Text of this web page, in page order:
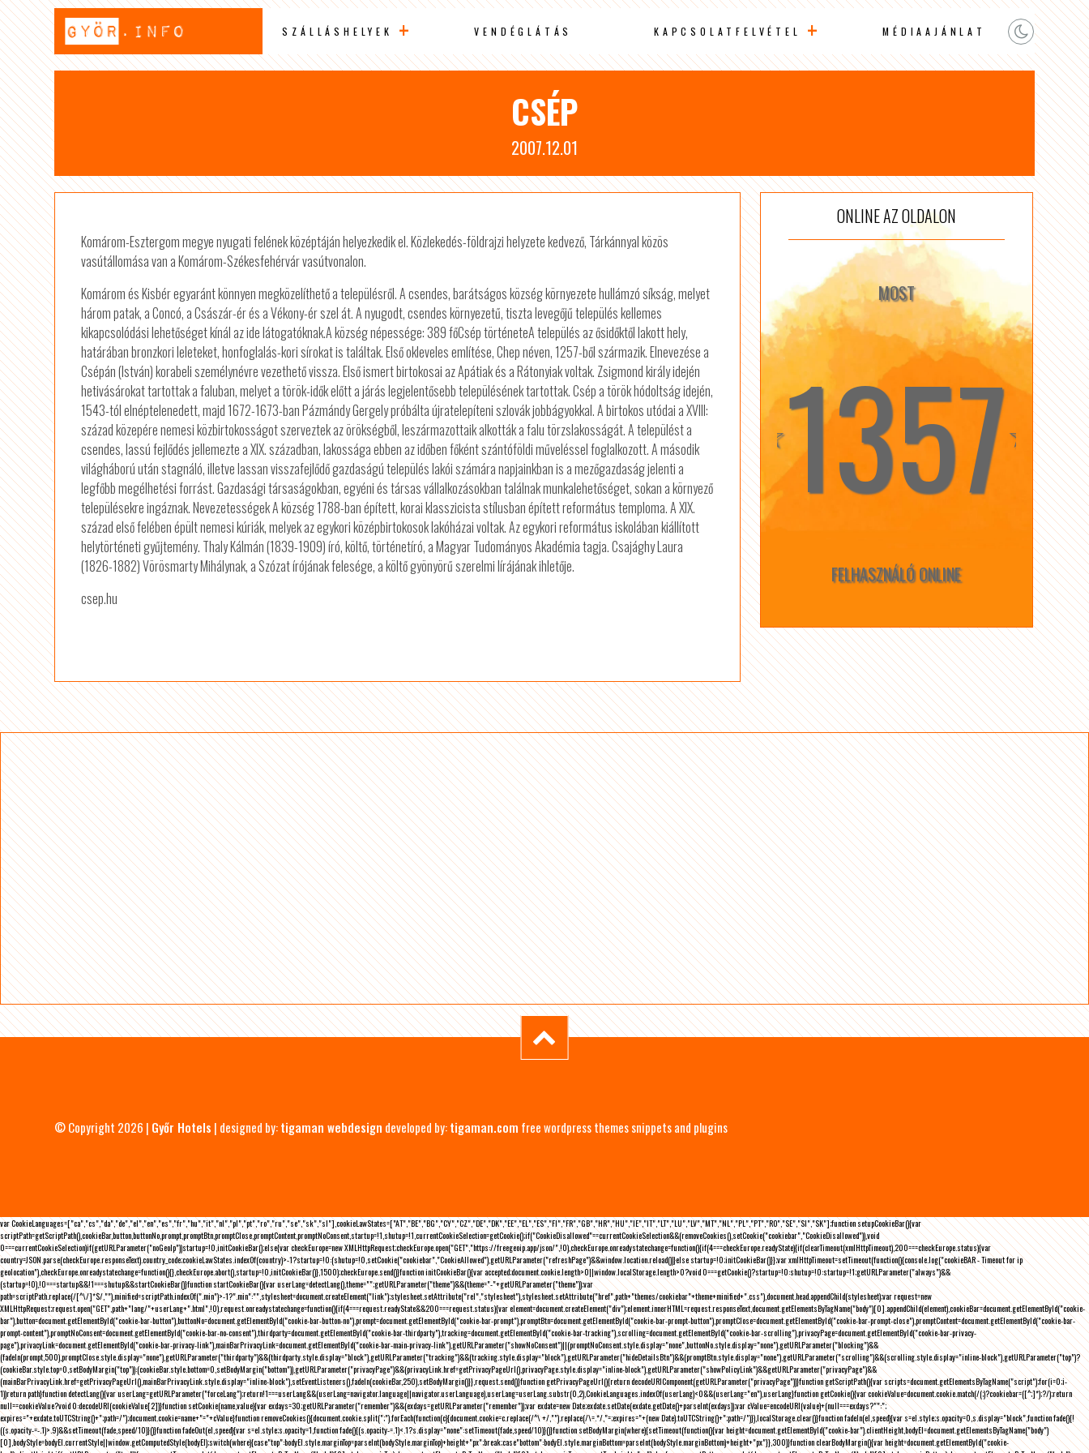
SZÁLLÁSHELYEK VENDÉGLÁTÁS KAPCSOLATFELVÉTEL MÉDIAAJÁNLAT
CSÉP
2007.12.01
Komárom-Esztergom megye nyugati felének középtáján helyezkedik el. Közlekedés-földrajzi helyzete kedvező, Tárkánnyal közös
vasútállomása van a Komárom-Székesfehérvár vasútvonalon.
Komárom és Kisbér egyaránt könnyen megközelíthető a településről. A csendes, barátságos község környezete hullámzó síkság, melyet
három patak, a Concó, a Császár-ér és a Vékony-ér szel át. A nyugodt, csendes környezetű, tiszta levegőjű település kellemes
kikapcsolódási lehetőséget kínál az ide látogatóknak.A község népessége: 389 főCsép történeteA település az ősidőktől lakott hely,
határában bronzkori leleteket, honfoglalás-kori sírokat is találtak. Első okleveles említése, Chep néven, 1257-ből származik. Elnevezése a
Csépán (István) korabeli személynévre vezethető vissza. Első ismert birtokosai az Apátiak és a Rátonyiak voltak. Zsigmond király idején
hetivásárokat tartottak a faluban, melyet a török-idők előtt a járás legjelentősebb településének tartottak. Csép a török hódoltság idején,
1543-tól elnéptelenedett, majd 1672-1673-ban Pázmándy Gergely próbálta újratelepíteni szlovák jobbágyokkal. A birtokos utódai a XVIII:
század közepére nemesi közbirtokosságot szerveztek az örökségből, leszármazottaik alkották a falu törzslakosságát. A települést a
csendes, lassú fejlődés jellemezte a XIX. században, lakossága ebben az időben főként szántóföldi műveléssel foglalkozott. A második
világháború után stagnáló, illetve lassan visszafejlődő gazdaságú település lakói számára napjainkban is a mezőgazdaság jelenti a
legfőbb megélhetési forrást. Gazdasági társaságokban, egyéni és társas vállalkozásokban találnak munkalehetőséget, sokan a környező
településekre ingáznak. Nevezetességek A község 1788-ban épített, korai klasszicista stílusban épített református temploma. A XIX.
század első felében épült nemesi kúriák, melyek az egykori középbirtokosok lakóházai voltak. Az egykori református iskolában kiállított
helytörténeti gyűjtemény. Thaly Kálmán (1839-1909) író, költő, történetíró, a Magyar Tudományos Akadémia tagja. Csajághy Laura
(1826-1882) Vörösmarty Mihálynak, a Szózat írójának felesége, a költő gyönyörű szerelmi lírájának ihletője.
csep.hu
ONLINE AZ OLDALON
MOST
☆1357☆
FELHASZNÁLÓ ONLINE
© Copyright 2026 | Győr Hotels | designed by:tigaman webdesign developed by:tigaman.com free wordpress themes snippets and plugins
var CookieLanguages=["ca","cs","da","de","el","en","es","fr","hu","it","nl","pl","pt","ro","ru","se","sk","sl"],cookieLawStates=["AT","BE","BG","CY","CZ","DE","DK","EE","EL","ES","FI","FR","GB","HR","HU","IE","IT","LT","LU","LV","MT","NL","PL","PT","RO","SE","SI","SK"];function setupCookieBar(){var
scriptPath=getScriptPath(),cookieBar,button,buttonNo,prompt,promptBtn,promptClose,promptContent,promptNoConsent,startup=!1,shutup=!1,currentCookieSelection=getCookie();if("CookieDisallowed"==currentCookieSelection&&(removeCookies(),setCookie("cookiebar","CookieDisallowed")),void
0===currentCookieSelection)if(getURLParameter("noGeoIp"))startup=!0,initCookieBar();else{var checkEurope=new XMLHttpRequest;checkEurope.open("GET","https://freegeoip.app/json/",!0),checkEurope.onreadystatechange=function(){if(4===checkEurope.readyState){if(clearTimeout(xmlHttpTimeout),200===checkEurope.status){var
country=JSON.parse(checkEurope.responseText).country_code;cookieLawStates.indexOf(country)>-1?startup=!0:(shutup=!0,setCookie("cookiebar","CookieAllowed"),getURLParameter("refreshPage")&&window.location.reload())}else startup=!0;initCookieBar()}};var xmlHttpTimeout=setTimeout(function(){console.log("cookieBAR - Timeout for ip
geolocation"),checkEurope.onreadystatechange=function(){},checkEurope.abort(),startup=!0,initCookieBar()},1500);checkEurope.send()}function initCookieBar(){var accepted;document.cookie.length>0||window.localStorage.length>0?void 0===getCookie()?startup=!0:shutup=!0:startup=!1;getURLParameter("always")&&
(startup=!0),!0===startup&&!1===shutup&&startCookieBar()}function startCookieBar(){var userLang=detectLang(),theme="";getURLParameter("theme")&&(theme="-"+getURLParameter("theme"));var
path=scriptPath.replace(/[^\/]*$/,""),minified=scriptPath.indexOf(".min")>-1?".min":"",stylesheet=document.createElement("link");stylesheet.setAttribute("rel","stylesheet"),stylesheet.setAttribute("href",path+"themes/cookiebar"+theme+minified+".css"),document.head.appendChild(stylesheet);var request=new
XMLHttpRequest;request.open("GET",path+"lang/"+userLang+".html",!0),request.onreadystatechange=function(){if(4===request.readyState&&200===request.status){var element=document.createElement("div");element.innerHTML=request.responseText,document.getElementsByTagName("body")[0].appendChild(element),cookieBar=document.getElementById("cookie-
bar"),button=document.getElementById("cookie-bar-button"),buttonNo=document.getElementById("cookie-bar-button-no"),prompt=document.getElementById("cookie-bar-prompt"),promptBtn=document.getElementById("cookie-bar-prompt-button"),promptClose=document.getElementById("cookie-bar-prompt-close"),promptContent=document.getElementById("cookie-bar-
prompt-content"),promptNoConsent=document.getElementById("cookie-bar-no-consent"),thirdparty=document.getElementById("cookie-bar-thirdparty"),tracking=document.getElementById("cookie-bar-tracking"),scrolling=document.getElementById("cookie-bar-scrolling"),privacyPage=document.getElementById("cookie-bar-privacy-
page"),privacyLink=document.getElementById("cookie-bar-privacy-link"),mainBarPrivacyLink=document.getElementById("cookie-bar-main-privacy-link"),getURLParameter("showNoConsent")||(promptNoConsent.style.display="none",buttonNo.style.display="none"),getURLParameter("blocking")&&
(fadeIn(prompt,500),promptClose.style.display="none"),getURLParameter("thirdparty")&&(thirdparty.style.display="block"),getURLParameter("tracking")&&(tracking.style.display="block"),getURLParameter("hideDetailsBtn")&&(promptBtn.style.display="none"),getURLParameter("scrolling")&&(scrolling.style.display="inline-block"),getURLParameter("top")?
(cookieBar.style.top=0,setBodyMargin("top")):(cookieBar.style.bottom=0,setBodyMargin("bottom")),getURLParameter("privacyPage")&&(privacyLink.href=getPrivacyPageUrl(),privacyPage.style.display="inline-block"),getURLParameter("showPolicyLink")&&getURLParameter("privacyPage")&&
(mainBarPrivacyLink.href=getPrivacyPageUrl(),mainBarPrivacyLink.style.display="inline-block"),setEventListeners(),fadeIn(cookieBar,250),setBodyMargin()}},request.send()}function getPrivacyPageUrl(){return decodeURIComponent(getURLParameter("privacyPage"))}function getScriptPath(){var scripts=document.getElementsByTagName("script");for(i=0;i-
1))return path}function detectLang(){var userLang=getURLParameter("forceLang");return!1===userLang&&(userLang=navigator.language||navigator.userLanguage),userLang=userLang.substr(0,2),CookieLanguages.indexOf(userLang)<0&&(userLang="en"),userLang}function getCookie(){var cookieValue=document.cookie.match(/(;)?cookiebar=([^;]*);?/);return
null==cookieValue?void 0:decodeURI(cookieValue[2])}function setCookie(name,value){var exdays=30;getURLParameter("remember")&&(exdays=getURLParameter("remember"));var exdate=new Date;exdate.setDate(exdate.getDate()+parseInt(exdays));var cValue=encodeURI(value)+(null===exdays?"":";
expires="+exdate.toUTCString()+";path=/");document.cookie=name+"="+cValue}function removeCookies(){document.cookie.split(";").forEach(function(c){document.cookie=c.replace(/^\ +/,"").replace(/\=.*/,"=;expires="+(new Date).toUTCString()+";path=/")}),localStorage.clear()}function fadeIn(el,speed){var s=el.style;s.opacity=0,s.display="block",function fade(){!
((s.opacity-=-.1)>.9)&&setTimeout(fade,speed/10)}()}function fadeOut(el,speed){var s=el.style;s.opacity=1,function fade(){(s.opacity-=.1)<.1?s.display="none":setTimeout(fade,speed/10)}()}function setBodyMargin(where){setTimeout(function(){var height=document.getElementById("cookie-bar").clientHeight,bodyEl=document.getElementsByTagName("body")
[0],bodyStyle=bodyEl.currentStyle||window.getComputedStyle(bodyEl);switch(where){case"top":bodyEl.style.marginTop=parseInt(bodyStyle.marginTop)+height+"px";break;case"bottom":bodyEl.style.marginBottom=parseInt(bodyStyle.marginBottom)+height+"px"}},300)}function clearBodyMargin(){var height=document.getElementById("cookie-